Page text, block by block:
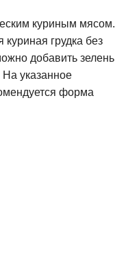
куриным мясом.
грудка без
добавить зелень
На указанное
форма